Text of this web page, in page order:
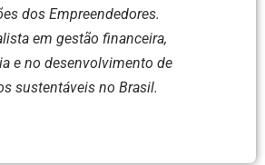
dos Empreendedores.
em gestão financeira,
e no desenvolvimento de
sustentáveis no Brasil.